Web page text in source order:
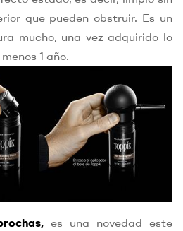
que pueden obstruir. Es un
mucho, una vez adquirido lo
1 año.
es una novedad este